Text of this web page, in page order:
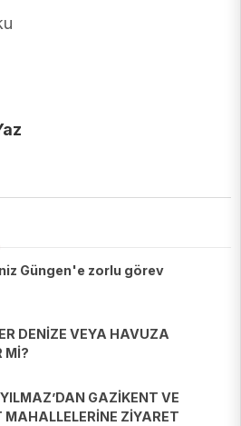
Güngen'e zorlu görev
DENİZE VEYA HAVUZA
Mİ?
GAZİKENT VE
MAHALLELERİNE ZİYARET